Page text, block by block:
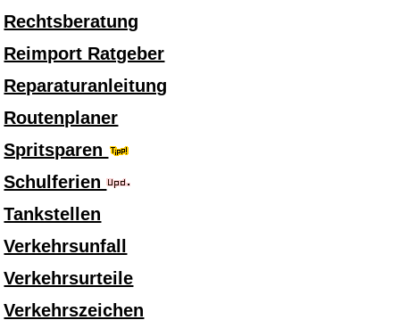
Rechtsberatung
Reimport Ratgeber
Reparaturanleitung
Routenplaner
Spritsparen
Schulferien
Tankstellen
Verkehrsunfall
Verkehrsurteile
Verkehrszeichen